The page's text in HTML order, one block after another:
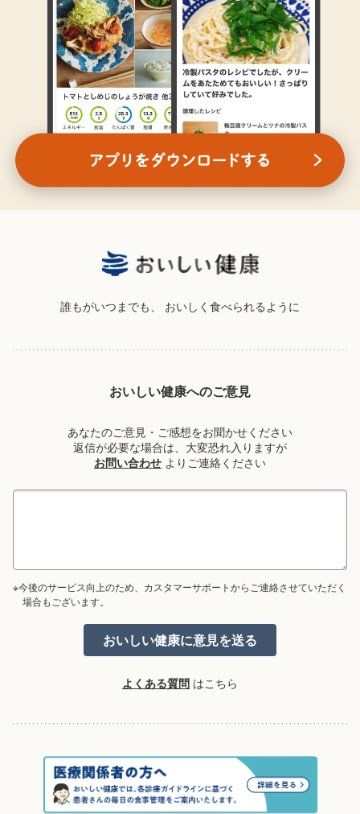
誰もがいつまでも、 おいしく食べられるように
おいしい健康へのご意見
あなたのご意見・ご感想をお聞かせください
返信が必要な場合は、大変恐れ入りますが
お問い合わせ よりご連絡ください
※今後のサービス向上のため、カスタマーサポートからご連絡させていただく
場合もございます。
よくある質問 はこちら